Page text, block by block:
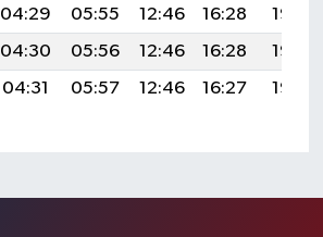
04:29 05:55 12:46 16:28
19:28
04:30 05:56 12:46 16:28
19:27
04:31 05:57 12:46 16:27 19:25